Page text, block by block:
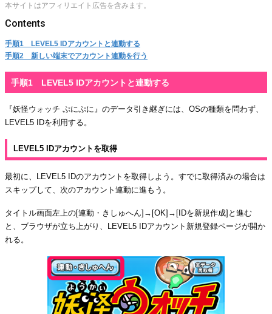
本サイトはアフィリエイト広告を含みます。
手順1 LEVEL5 IDアカウントと連動する
手順2 新しい端末でアカウント連動を行う
手順1 LEVEL5 IDアカウントと連動する
『妖怪ウォッチ ぷにぷに』のデータ引き継ぎには、OSの種類を問わず、
LEVEL5 IDを利用する。
LEVEL5 IDアカウントを取得
最初に、LEVEL5 IDのアカウントを取得しよう。すでに取得済みの場合は
スキップして、次のアカウント連動に進もう。
タイトル画面左上の[連動・きしゅへん]→[OK]→[IDを新規作成]と進む
と、ブラウザが立ち上がり、LEVEL5 IDアカウント新規登録ページが開か
れる。